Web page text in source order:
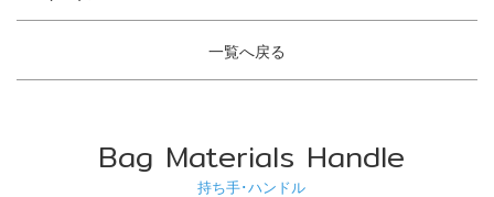
一覧へ戻る
Bag Materials Handle
持ち手･ハンドル